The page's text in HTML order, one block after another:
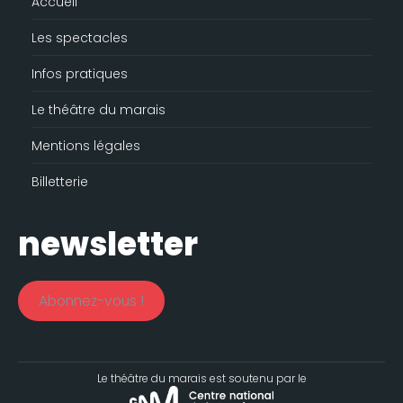
Les spectacles
Infos pratiques
Le théâtre du marais
Mentions légales
Billetterie
newsletter
Abonnez-vous !
Le théâtre du marais est soutenu par le